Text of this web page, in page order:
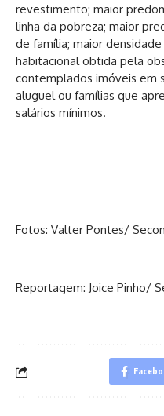
revestimento; maior
linha da pobreza; maior
de família; maior
habitacional obtida pela
contemplados imóveis em
aluguel ou famílias que
salários mínimos.
Fotos: Valter Pontes/
Reportagem: Joice Pinho/